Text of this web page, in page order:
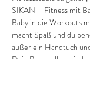
SIKAN – Fitness mit
Baby in die Workouts
macht Spaß und du
außer ein Handtuch
Dein Baby sollte